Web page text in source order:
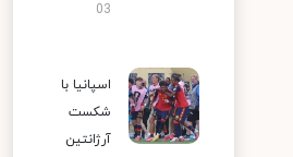
03
اسپانیا با
شکست
آرژانتین